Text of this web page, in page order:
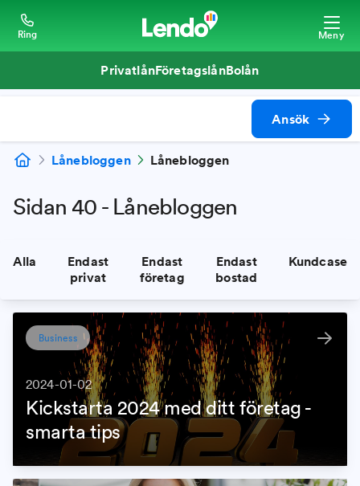
Ring Meny
PrivatlånFöretagslånBolån
Ansök
Lånebloggen Lånebloggen
Sidan 40 - Lånebloggen
Alla
Endast
privat
Endast
företag
Endast
bostad
Kundcase
Business
2024-01-02
Kickstarta 2024 med ditt företag -
smarta tips